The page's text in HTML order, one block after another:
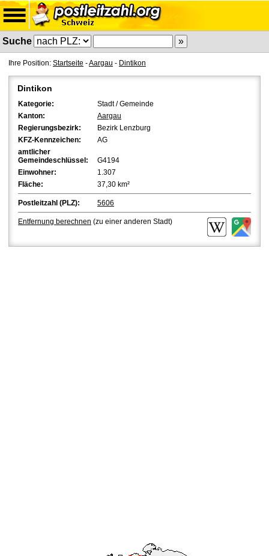
Suche
Ihre Position: Startseite -Aargau - Dintikon
Dintikon
Kategorie:
Stadt / Gemeinde
Kanton:
Aargau
Regierungsbezirk:
Bezirk Lenzburg
KFZ-Kennzeichen:
AG
amtlicher
Gemeindeschlüssel:
G4194
Einwohner:
1.307
Fläche:
37,30 km²
Postleitzahl (PLZ): 5606
Entfernung berechnen (zu einer anderen Stadt)